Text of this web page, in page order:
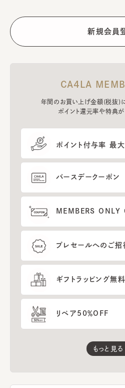
CA4LA
年間のお買い上げ金額(税抜)に
ポイント還元率や特典が
ポイント付与率 最大
バースデークーポン
MEMBERS ONLY
プレセールへのご招
ギフトラッピング無料
リペア50％OFF
もっと見る